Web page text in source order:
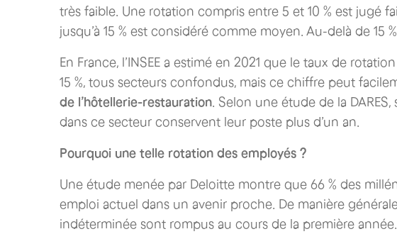
très faible. Une rotation compris entre 5 et 10 % est jugé
jusqu’à 15 % est considéré comme moyen. Au-delà de 15
En France, l’INSEE a estimé en 2021 que le taux de
15 %, tous secteurs confondus, mais ce chiffre peut
de l’hôtellerie-restauration. Selon une étude de la
dans ce secteur conservent leur poste plus d’un an.
Pourquoi une telle rotation des employés ?
Une étude menée par Deloitte montre que 66 % des
emploi actuel dans un avenir proche. De manière
indéterminée sont rompus au cours de la première